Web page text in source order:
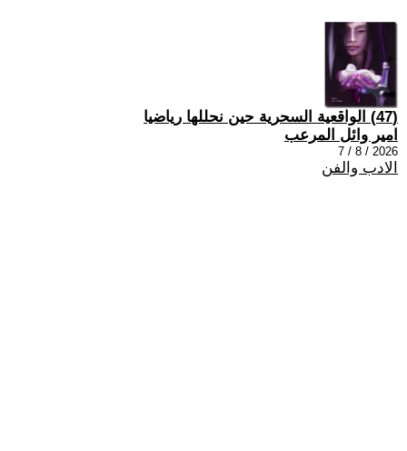
(47) الواقعية السحرية حين نحللها رياضيا
امير وائل المرعب
2026 / 8 / 7
الادب والفن